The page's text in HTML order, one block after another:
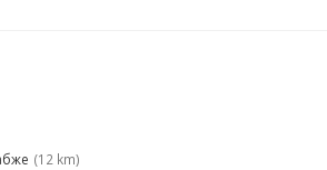
(12 km)